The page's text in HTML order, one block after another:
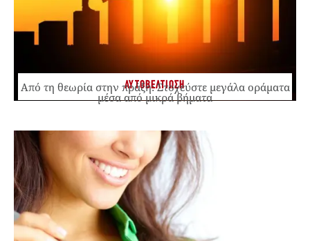
ΑΥΤΟΒΕΛΤΙΩΣΗ
Από τη θεωρία στην πράξη: Στοχεύστε μεγάλα οράματα
μέσα από μικρά βήματα